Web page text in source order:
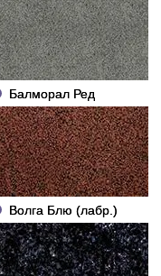
Балморал Ред
Волга Блю (лабр.)